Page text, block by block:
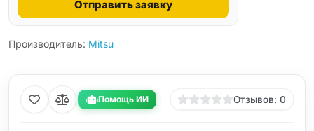
Отправить заявку
Производитель: Mitsu
Помощь ИИ Отзывов: 0